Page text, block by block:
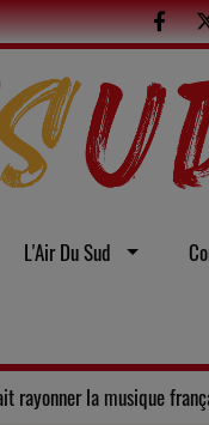
L'Air Du Sud
La Banda Los